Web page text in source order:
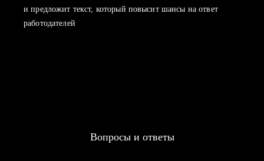
и предложит текст, который повысит шансы на ответ
работодателей
Вопросы и ответы